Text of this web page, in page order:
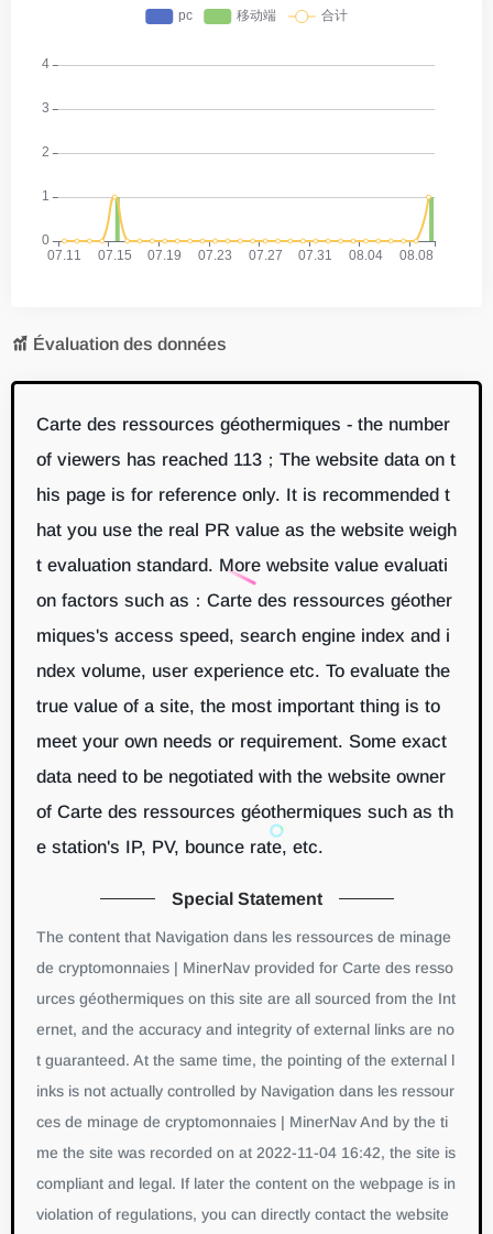
Évaluation des données
Carte des ressources géothermiques - the number
of viewers has reached 113；The website data on t
his page is for reference only. It is recommended t
hat you use the real PR value as the website weigh
t evaluation standard. More website value evaluati
on factors such as：Carte des ressources géother
miques's access speed, search engine index and i
ndex volume, user experience etc. To evaluate the
true value of a site, the most important thing is to
meet your own needs or requirement. Some exact
data need to be negotiated with the website owner
of Carte des ressources géothermiques such as th
e station's IP, PV, bounce rate, etc.
Special Statement
The content that Navigation dans les ressources de minage
de cryptomonnaies | MinerNav provided for Carte des resso
urces géothermiques on this site are all sourced from the Int
ernet, and the accuracy and integrity of external links are no
t guaranteed. At the same time, the pointing of the external l
inks is not actually controlled by Navigation dans les ressour
ces de minage de cryptomonnaies | MinerNav And by the ti
me the site was recorded on at 2022-11-04 16:42, the site is
compliant and legal. If later the content on the webpage is in
violation of regulations, you can directly contact the website